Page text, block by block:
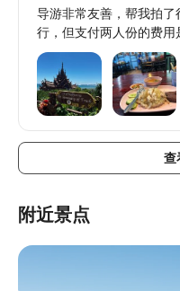
导游非常友善，帮我拍
行，但支付两人份的费用
想慢慢进行最基本对话
了最棒的一天！如果我
推荐！
查
附近景点